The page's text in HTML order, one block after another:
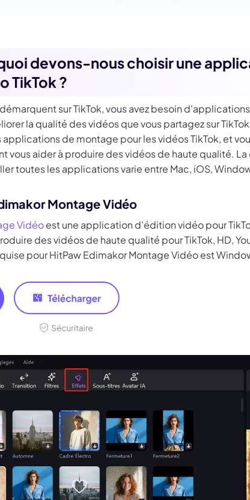
devons-nous choisir une
TikTok ?
sur TikTok, vous avez besoin
la qualité des vidéos que vous partagez sur
de montage pour les vidéos TikTok, et
vous aider à produire des vidéos de haute qualité.
toutes les applications varie entre Mac, iOS,
Montage Vidéo
Vidéoest une application d'édition vidéo pour
des vidéos de haute qualité pour TikTok, HD,
pour HitPaw Edimakor Montage Vidéo est